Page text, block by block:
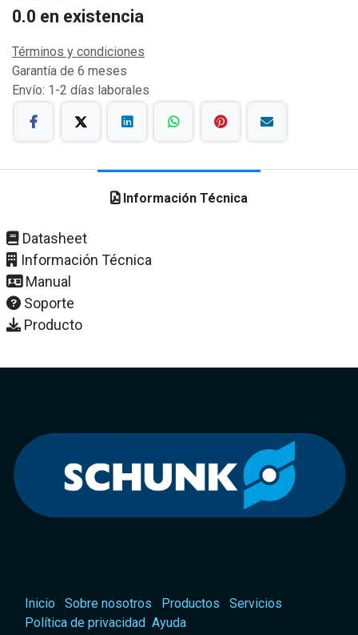
0.0 en existencia
Términos y condiciones
Garantía de 6 meses
Envío: 1-2 días laborales
Información Técnica
Datasheet
Información Técnica
Manual
Soporte
Producto
Inicio Sobre nosotros Productos
Servicios
Política de privacidad Ayuda